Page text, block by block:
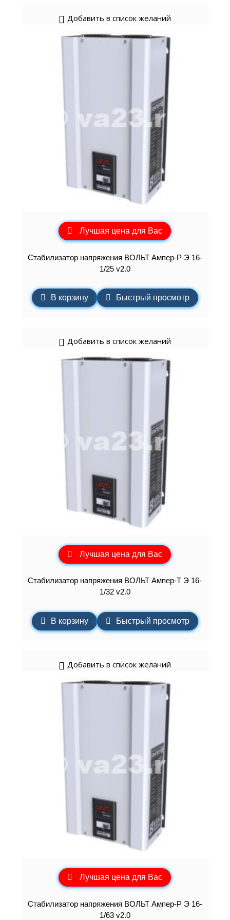
Добавить в список желаний
Лучшая цена для Вас
Стабилизатор напряжения ВОЛЬТ Ампер-Р Э 16-
1/25 v2.0
В корзину Быстрый просмотр
Добавить в список желаний
Лучшая цена для Вас
Стабилизатор напряжения ВОЛЬТ Ампер-Т Э 16-
1/32 v2.0
В корзину Быстрый просмотр
Добавить в список желаний
Лучшая цена для Вас
Стабилизатор напряжения ВОЛЬТ Ампер-Р Э 16-
1/63 v2.0